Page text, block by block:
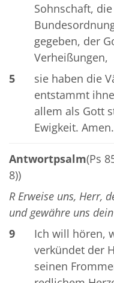
Sohnschaft,
gegeben, der
Verheißungen,
5
sie haben die
entstammt
allem als Gott
Ewigkeit. Amen.
Antwortpsalm(Ps
8))
R Erweise uns, Herr,
und gewähre uns
9
Ich will hören,
verkündet der
seinen